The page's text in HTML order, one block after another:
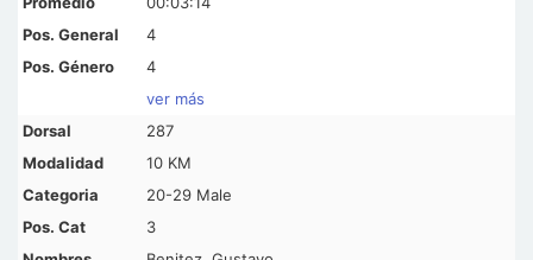
4
4
ver más
287
10 KM
20-29 Male
3